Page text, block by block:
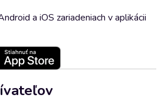
a iOS zariadeniach v aplikácii